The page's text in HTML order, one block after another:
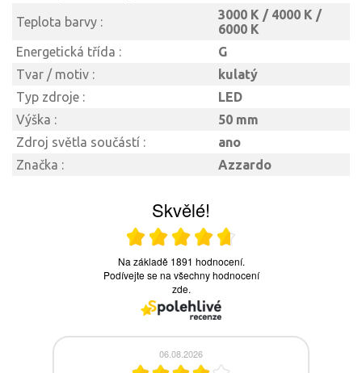
Teplota barvy :
3000 K / 4000 K /
6000 K
Energetická třída :
G
Tvar / motiv :
kulatý
Typ zdroje :
LED
Výška :
50 mm
Zdroj světla součástí :
ano
Značka :
Azzardo